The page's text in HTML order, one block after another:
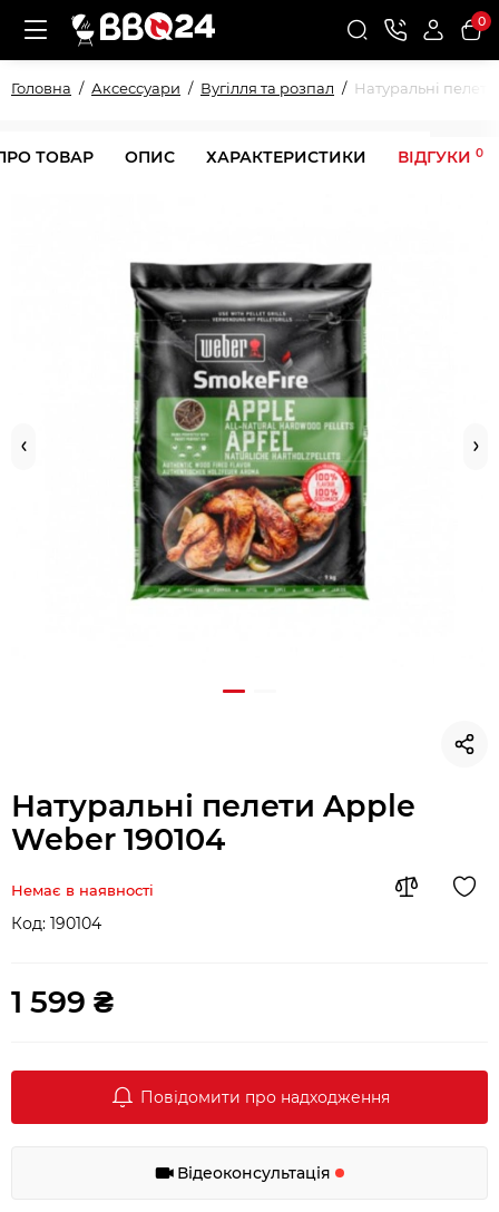
0
Головна Аксессуари Вугілля та розпал Натуральні
ТОВАР ОПИС ХАРАКТЕРИСТИКИ ВІДГУКИ 0
Натуральні пелети Apple
Weber 190104
Немає в наявності
Код: 190104
1 599 ₴
Повідомити про надходження
Відеоконсультація